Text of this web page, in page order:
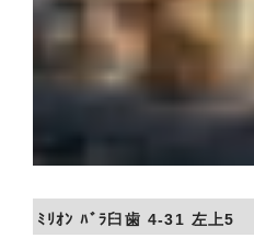
ﾐﾘｵﾝ ﾊﾞﾗ臼歯 4-31 左上5